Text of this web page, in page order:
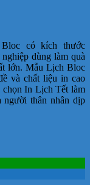
có kích thước
dùng làm quà
lớn. Mẫu Lịch Bloc
và chất liệu in cao
In Lịch Tết làm
người thân nhân dịp